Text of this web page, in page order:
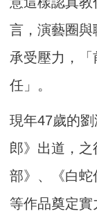
言，演藝圈
承受壓力，
任」。
現年47歲的
郎》出道，
部》、《白蛇
等作品奠定